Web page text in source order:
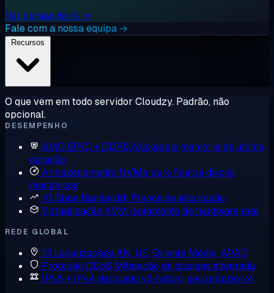
Ver cargas de IA →
Fale com a nossa equipa →
O que vem em todo servidor Cloudzy. Padrão, não
opcional.
DESEMPENHO
AMD EPYC + DDR5 Núcleos e memória de última
geração
Armazenamento NVMe puro Nunca discos
mecânicos
10 Gbps Bandwidth Planos de alta vazão
Virtualização KVM Isolamento de hardware real
REDE GLOBAL
13 Localizações AN, UE, Oriente Médio, APAC
Proteção DDoS Mitigação de ataques integrada
IPv6 + IPv4 dedicado v6 nativo, seu próprio v4